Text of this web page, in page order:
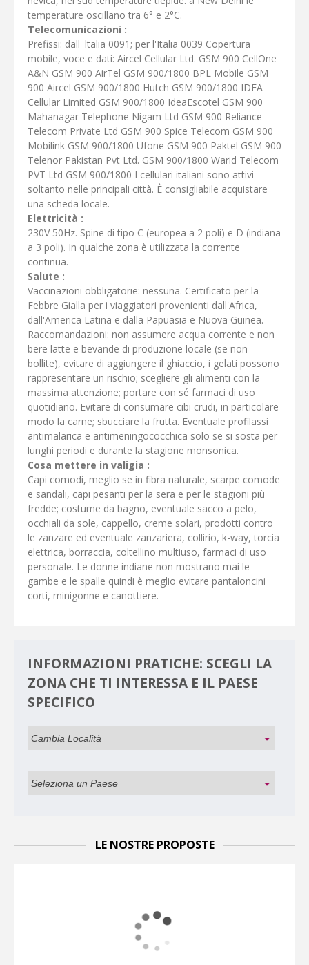
temperature oscillano tra 6° e 2°C.
Telecomunicazioni :
Prefissi: dall' ltalia 0091; per l'Italia 0039 Copertura
mobile, voce e dati: Aircel Cellular Ltd. GSM 900 CellOne
A&N GSM 900 AirTel GSM 900/1800 BPL Mobile GSM
900 Aircel GSM 900/1800 Hutch GSM 900/1800 IDEA
Cellular Limited GSM 900/1800 IdeaEscotel GSM 900
Mahanagar Telephone Nigam Ltd GSM 900 Reliance
Telecom Private Ltd GSM 900 Spice Telecom GSM 900
Mobilink GSM 900/1800 Ufone GSM 900 Paktel GSM 900
Telenor Pakistan Pvt Ltd. GSM 900/1800 Warid Telecom
PVT Ltd GSM 900/1800 I cellulari italiani sono attivi
soltanto nelle principali città. È consigliabile acquistare
una scheda locale.
Elettricità :
230V 50Hz. Spine di tipo C (europea a 2 poli) e D (indiana
a 3 poli). In qualche zona è utilizzata la corrente
continua.
Salute :
Vaccinazioni obbligatorie: nessuna. Certificato per la
Febbre Gialla per i viaggiatori provenienti dall'Africa,
dall'America Latina e dalla Papuasia e Nuova Guinea.
Raccomandazioni: non assumere acqua corrente e non
bere latte e bevande di produzione locale (se non
bollite), evitare di aggiungere il ghiaccio, i gelati possono
rappresentare un rischio; scegliere gli alimenti con la
massima attenzione; portare con sé farmaci di uso
quotidiano. Evitare di consumare cibi crudi, in particolare
modo la carne; sbucciare la frutta. Eventuale profilassi
antimalarica e antimeningococchica solo se si sosta per
lunghi periodi e durante la stagione monsonica.
Cosa mettere in valigia :
Capi comodi, meglio se in fibra naturale, scarpe comode
e sandali, capi pesanti per la sera e per le stagioni più
fredde; costume da bagno, eventuale sacco a pelo,
occhiali da sole, cappello, creme solari, prodotti contro
le zanzare ed eventuale zanzariera, collirio, k-way, torcia
elettrica, borraccia, coltellino multiuso, farmaci di uso
personale. Le donne indiane non mostrano mai le
gambe e le spalle quindi è meglio evitare pantaloncini
corti, minigonne e canottiere.
INFORMAZIONI PRATICHE: SCEGLI LA
ZONA CHE TI INTERESSA E IL PAESE
SPECIFICO
LE NOSTRE PROPOSTE